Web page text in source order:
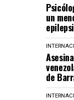
un
de